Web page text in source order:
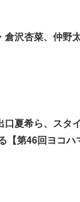
沢杏菜、仲野
口夏希ら、スタ
【第46回ヨコハ